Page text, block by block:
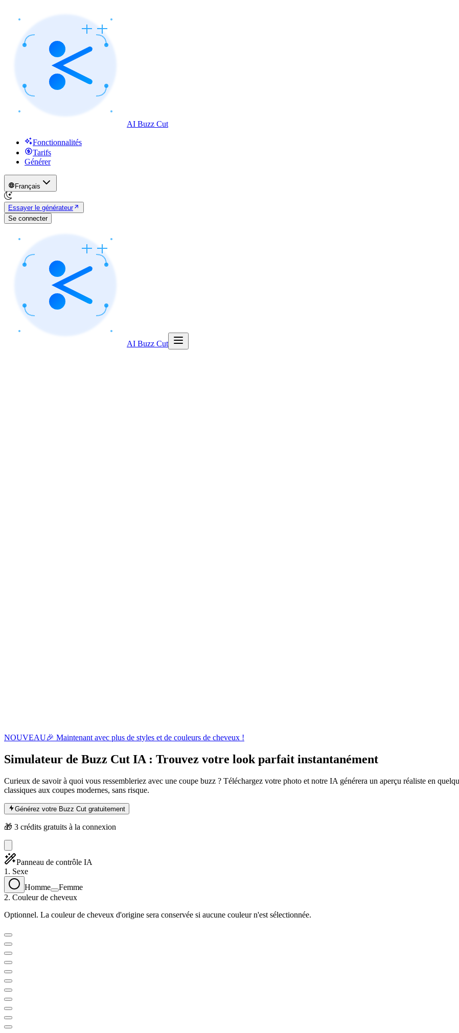
AI Buzz Cut
Fonctionnalités
Tarifs
Générer
Français
Essayer le générateur
Se connecter
AI Buzz Cut
NOUVEAU🎉 Maintenant avec plus de styles et de couleurs de cheveux !
Simulateur de Buzz Cut IA : Trouvez votre look parfait instantanément
Curieux de savoir à quoi vous ressembleriez avec une coupe buzz ? Téléchargez votre photo et notre IA générera un aperçu réaliste en
classiques aux coupes modernes, sans risque.
Générez votre Buzz Cut gratuitement
🎁 3 crédits gratuits à la connexion
Panneau de contrôle IA
1. Sexe
Homme
Femme
2. Couleur de cheveux
Optionnel. La couleur de cheveux d'origine sera conservée si aucune couleur n'est sélectionnée.